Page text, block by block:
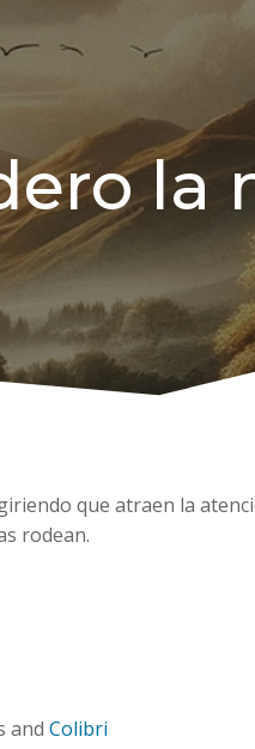
la
que atraen la
rodean.
and Colibri